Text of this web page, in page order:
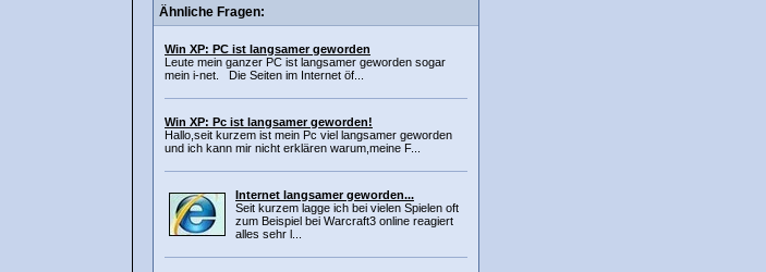
Ähnliche Fragen:
Win XP: PC ist langsamer geworden
Leute mein ganzer PC ist langsamer geworden sogar
mein i-net. Die Seiten im Internet öf...
Win XP: Pc ist langsamer geworden!
Hallo,seit kurzem ist mein Pc viel langsamer geworden
und ich kann mir nicht erklären warum,meine F...
Internet langsamer geworden...
Seit kurzem lagge ich bei vielen Spielen oft
zum Beispiel bei Warcraft3 online reagiert
alles sehr l...